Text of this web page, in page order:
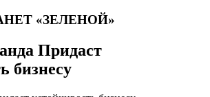
«ЗЕЛЕНОЙ»
Придаст
бизнесу